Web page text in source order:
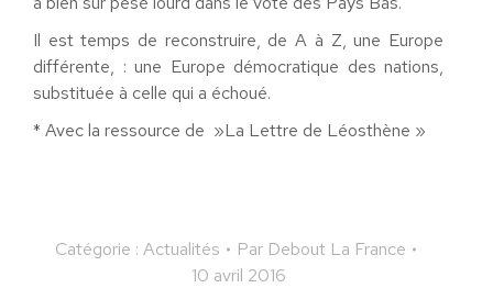
Il est temps de reconstruire, de A à Z, une Europe
différente, : une Europe démocratique des nations,
substituée à celle qui a échoué.
* Avec la ressource de »La Lettre de Léosthène »
Catégorie : Actualités Par Debout La France
10 avril 2016